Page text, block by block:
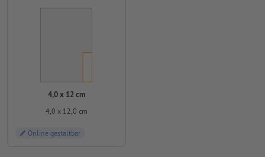
4,0 x 12 cm
4,0 x 12,0 cm
Online gestaltbar